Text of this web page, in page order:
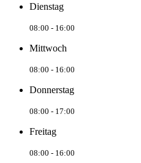
Dienstag
08:00 - 16:00
Mittwoch
08:00 - 16:00
Donnerstag
08:00 - 17:00
Freitag
08:00 - 16:00